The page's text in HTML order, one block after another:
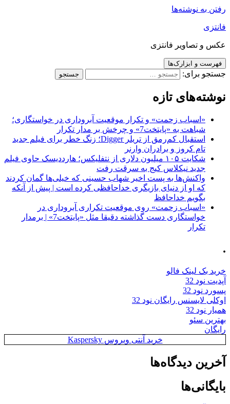
رفتن به نوشته‌ها
فانتزی
عکس و تصاویر فانتزی
فهرست و ابزارک‌ها
جستجو برای:
نوشته‌های تازه
«اسباب زحمت» و تکرار موقعیت آبروداری در خواستگاری؛
شباهت به «پایتخت7» و چرخش بر مدار تکرار
استقبال کم‌رمق از تریلر Digger؛ زنگ خطر برای فیلم جدید
تام کروز و برادران وارنر
شکایت ۱۰۵ میلیون دلاری از نتفلیکس؛ هارددیسک حاوی فیلم
جدید نیکلاس کیج به سرقت رفت
واکنش‌ها به پست اخیر شهاب حسینی که خیلی‌ها گمان کردند
که او از دنیای بازیگری خداحافظی کرده است | پیش از آنکه
بگویم خداحافظ
«اسباب زحمت» روی موقعیت تکراری آبروداری در
خواستگاری دست گذاشته دقیقا مثل «پایتخت7» | برمدار
تکرار
.
خرید بک لینک فالو
آپدیت نود 32
پسورد نود 32
اوکلی لایسنس رایگان نود 32
همیار نود 32
بهترین سئو
رایگان
خرید آنتی ویروس Kaspersky
آخرین دیدگاه‌ها
بایگانی‌ها